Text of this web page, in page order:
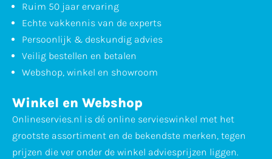
Ruim 50 jaar ervaring
Echte vakkennis van de experts
Persoonlijk & deskundig advies
Veilig bestellen en betalen
Webshop, winkel en showroom
Winkel en Webshop
Onlineservies.nl is dé online servieswinkel met het
grootste assortiment en de bekendste merken, tegen
prijzen die ver onder de winkel adviesprijzen liggen.